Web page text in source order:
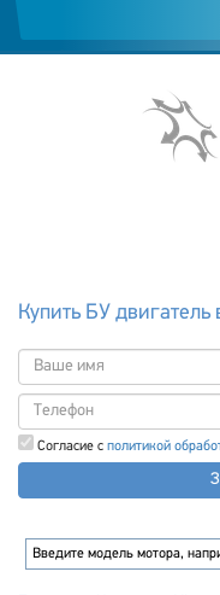
Купить БУ двигатель
Согласие с политикой